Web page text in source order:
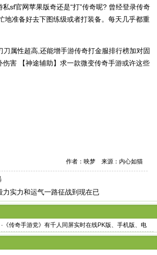
sf官网苹果版奇还是“打”传奇呢? 曾经登录传奇
地准备好去下图练级或者打装备。每天几乎都重
属性超高,还能增手游传奇打金服排行榜加对固
害 【神途辅助】求一款微变传奇手游或许这些
作者：映梦 来源：内心如猫
实力和运气一路征战到现在已
· 《传奇手游党》有千人同屏实时在线PK版、手机版、电